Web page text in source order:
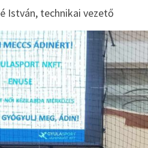
István, technikai vezető